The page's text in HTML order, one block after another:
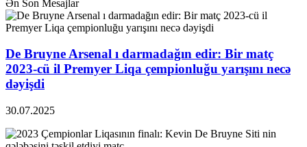
Ən Son Mesajlar
De Bruyne Arsenal ı darmadağın edir: Bir matç
2023-cü il Premyer Liqa çempionluğu yarışını necə
dəyişdi
30.07.2025